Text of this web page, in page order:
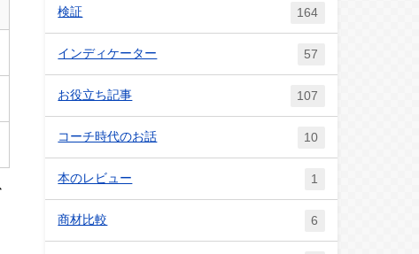
検証 164
インディケーター 57
お役立ち記事 107
コーチ時代のお話 10
本のレビュー 1
商材比較 6